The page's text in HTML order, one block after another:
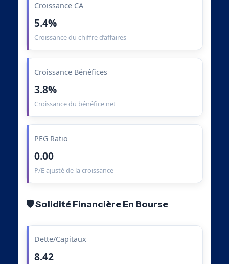
Croissance CA
5.4%
Croissance du chiffre d’affaires
Croissance Bénéfices
3.8%
Croissance du bénéfice net
PEG Ratio
0.00
P/E ajusté de la croissance
🛡️ Solidité Financière En Bourse
Dette/Capitaux
8.42